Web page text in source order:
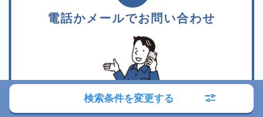
電話かメールでお問い合わせ
検索条件を変更する